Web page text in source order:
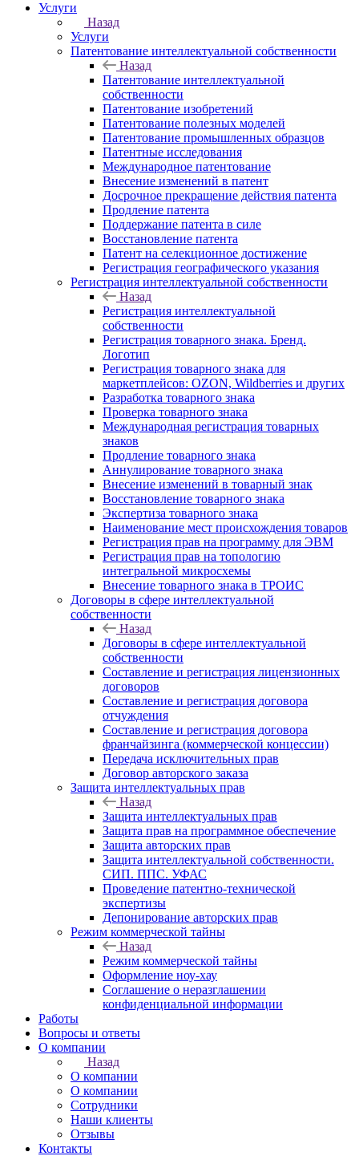
Услуги
Назад
Услуги
Патентование интеллектуальной собственности
Назад
Патентование интеллектуальной
собственности
Патентование изобретений
Патентование полезных моделей
Патентование промышленных образцов
Патентные исследования
Международное патентование
Внесение изменений в патент
Досрочное прекращение действия патента
Продление патента
Поддержание патента в силе
Восстановление патента
Патент на селекционное достижение
Регистрация географического указания
Регистрация интеллектуальной собственности
Назад
Регистрация интеллектуальной
собственности
Регистрация товарного знака. Бренд.
Логотип
Регистрация товарного знака для
маркетплейсов: OZON, Wildberries и других
Разработка товарного знака
Проверка товарного знака
Международная регистрация товарных
знаков
Продление товарного знака
Аннулирование товарного знака
Внесение изменений в товарный знак
Восстановление товарного знака
Экспертиза товарного знака
Наименование мест происхождения товаров
Регистрация прав на программу для ЭВМ
Регистрация прав на топологию
интегральной микросхемы
Внесение товарного знака в ТРОИС
Договоры в сфере интеллектуальной
собственности
Назад
Договоры в сфере интеллектуальной
собственности
Составление и регистрация лицензионных
договоров
Составление и регистрация договора
отчуждения
Составление и регистрация договора
франчайзинга (коммерческой концессии)
Передача исключительных прав
Договор авторского заказа
Защита интеллектуальных прав
Назад
Защита интеллектуальных прав
Защита прав на программное обеспечение
Защита авторских прав
Защита интеллектуальной собственности.
СИП. ППС. УФАС
Проведение патентно-технической
экспертизы
Депонирование авторских прав
Режим коммерческой тайны
Назад
Режим коммерческой тайны
Оформление ноу-хау
Соглашение о неразглашении
конфиденциальной информации
Работы
Вопросы и ответы
О компании
Назад
О компании
О компании
Сотрудники
Наши клиенты
Отзывы
Контакты